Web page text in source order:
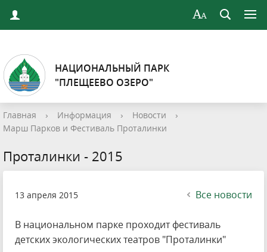
НАЦИОНАЛЬНЫЙ ПАРК
"ПЛЕЩЕЕВО ОЗЕРО"
Главная › Информация › Новости
›
Марш Парков и Фестиваль Проталинки
Проталинки - 2015
13 апреля 2015 Все новости
В национальном парке проходит фестиваль
детских экологических театров "Проталинки"